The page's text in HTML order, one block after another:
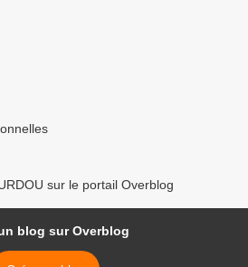
sur le portail Overblog
blog sur Overblog